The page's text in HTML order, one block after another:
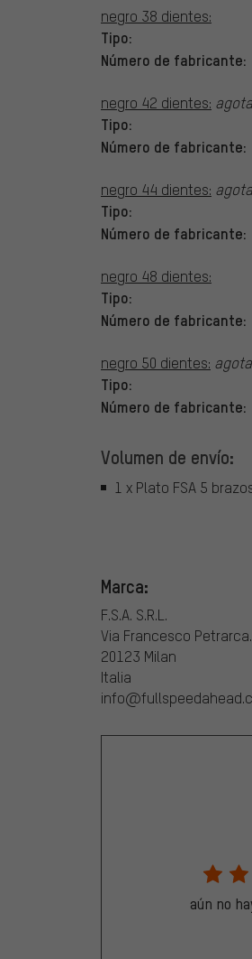
negro 38 dientes:
Tipo:
Número de fabricante:
negro 42 dientes:
Tipo:
Número de fabricante:
negro 44 dientes:
Tipo:
Número de fabricante:
negro 48 dientes:
Tipo:
Número de fabricante:
negro 50 dientes:
Tipo:
Número de fabricante:
Volumen de envío:
1 x Plato FSA 5
Marca:
F.S.A. S.R.L.
Via Francesco
20123 Milan
Italia
aún no